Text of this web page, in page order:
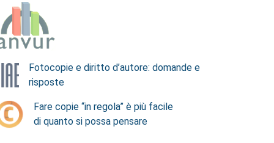
Fotocopie e diritto d’autore: domande e
risposte
Fare copie “in regola” è più facile
di quanto si possa pensare